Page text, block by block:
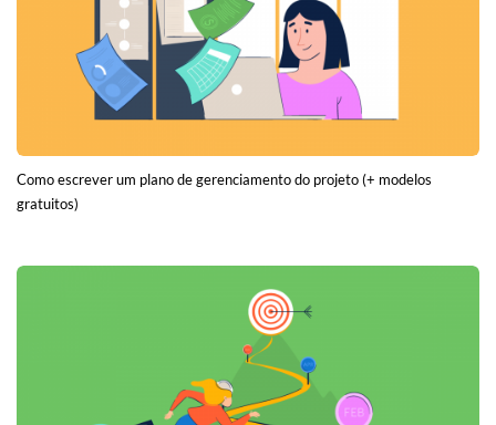
Como escrever um plano de gerenciamento do projeto (+ modelos
gratuitos)